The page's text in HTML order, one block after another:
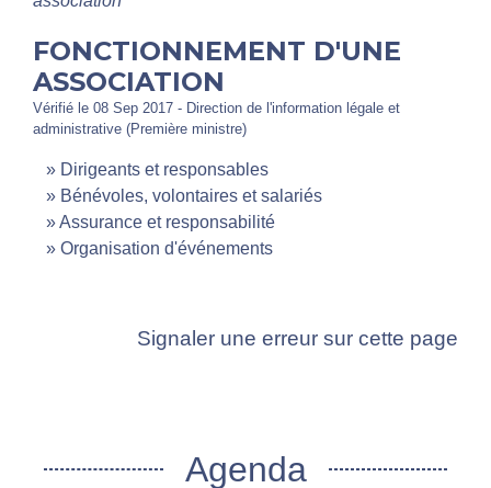
FONCTIONNEMENT D'UNE
ASSOCIATION
Vérifié le 08 Sep 2017 - Direction de l'information légale et
administrative (Première ministre)
Dirigeants et responsables
Bénévoles, volontaires et salariés
Assurance et responsabilité
Organisation d'événements
Signaler une erreur sur cette page
Agenda